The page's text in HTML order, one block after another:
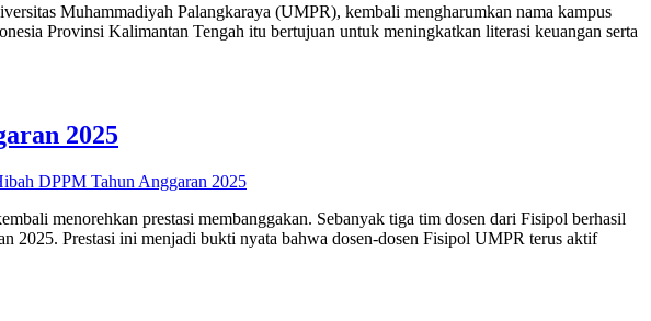
Muhammadiyah Palangkaraya (UMPR), kembali mengharumkan nama kampus
Provinsi Kalimantan Tengah itu bertujuan untuk meningkatkan literasi keuangan serta
2025
DPPM Tahun Anggaran 2025
menorehkan prestasi membanggakan. Sebanyak tiga tim dosen dari Fisipol berhasil
2025. Prestasi ini menjadi bukti nyata bahwa dosen-dosen Fisipol UMPR terus aktif